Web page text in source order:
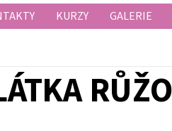
KURZY GALERIE